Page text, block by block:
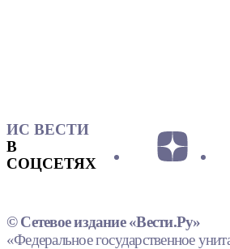
ИС ВЕСТИ
В
СОЦСЕТЯХ
© Сетевое издание «Вести.Ру»
«Федеральное государственное